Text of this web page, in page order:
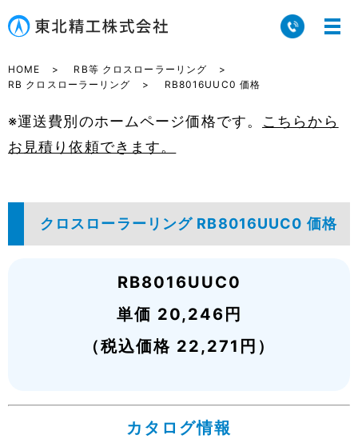
HOME
RB等 クロスローラーリング
RB クロスローラーリング
RB8016UUC0 価格
※運送費別のホームページ価格です。 こちらから
お見積り依頼できます。
クロスローラーリング RB8016UUC0 価格
RB8016UUC0
単価 20,246円
（税込価格 22,271円）
カタログ情報